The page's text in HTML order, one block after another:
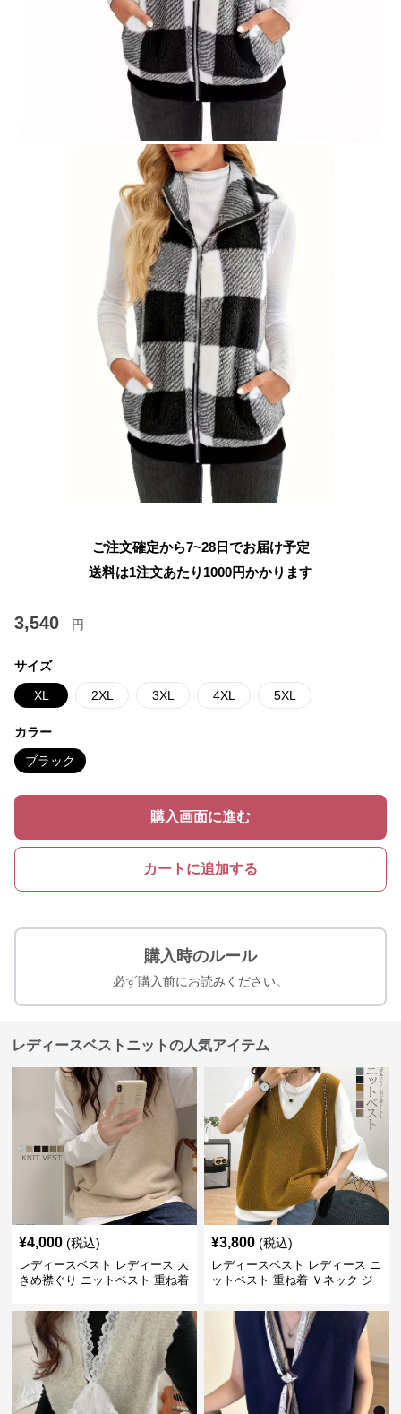
ご注文確定から7~28日でお届け予定
送料は1注文あたり 1000円かかります
3,540 円
サイズ
XL 2XL 3XL 4XL 5XL
カラー
ブラック
購入画面に進む
カートに追加する
購入時のルール
必ず購入前にお読みください。
レディースベストニットの人気アイテム
¥4,000 (税込)
レディースベスト レディース 大
きめ襟ぐり ニットベスト 重ね着
¥3,800 (税込)
レディースベスト レディース ニ
ットベスト 重ね着 Ｖネック ジ